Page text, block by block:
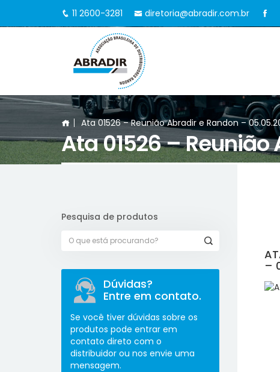
11 2600-3281 diretoria@abradir.com.br
Ata 01526 – Reunião Abradir e Randon –
Ata 01526 –
–
Pesquisa de produtos
Dúvidas?
Entre em contato.
Se você tiver dúvidas sobre os
produtos pode entrar em
contato direto com o
distribuidor ou nos envie uma
mensagem.